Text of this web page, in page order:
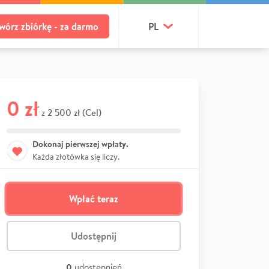
zbiórkę - za darmo PL
0 zł z 2 500 zł (Cel)
Dokonaj pierwszej wpłaty.
Każda złotówka się liczy.
Wpłać teraz
Udostępnij